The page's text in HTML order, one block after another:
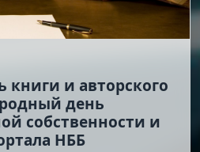
и авторского
день
собственности и
НББ